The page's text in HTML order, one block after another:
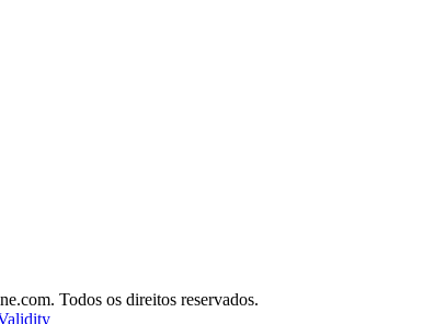
Todos os direitos reservados.